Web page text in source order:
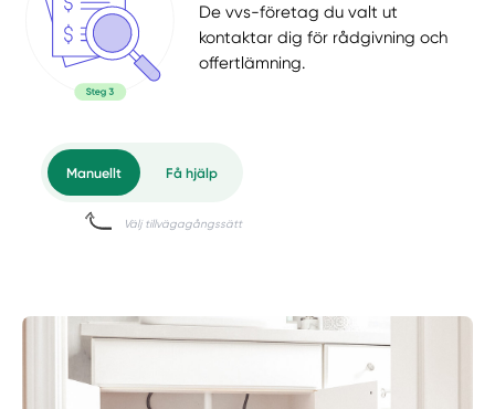
De vvs-företag du valt ut
kontaktar dig för rådgivning och
offertlämning.